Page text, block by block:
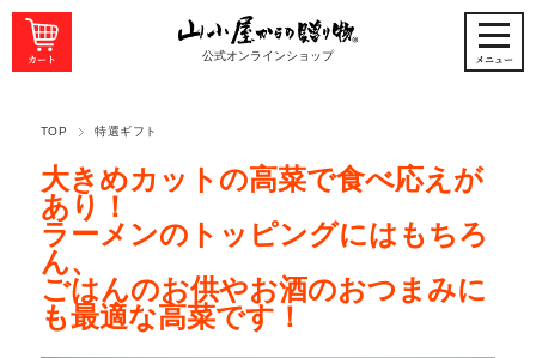
公式オンラインショップ
TOP 特選ギフト
大きめカットの高菜で食べ応えが
あり！
ラーメンのトッピングにはもちろ
ん、
ごはんのお供やお酒のおつまみに
も最適な高菜です！